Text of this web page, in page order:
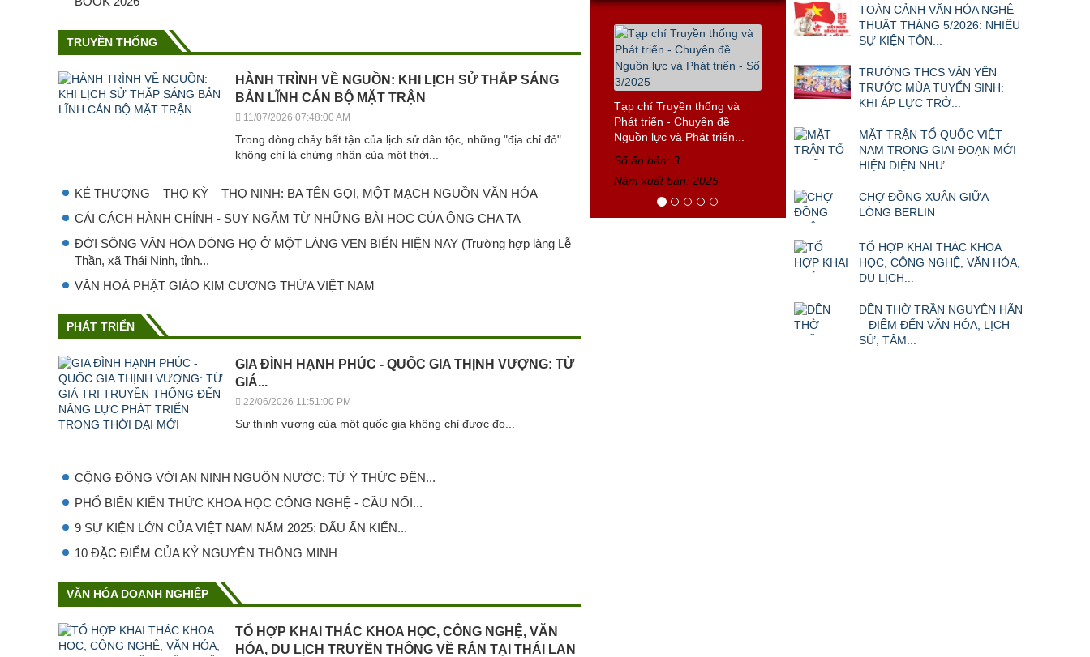
TRUYỀN THỐNG
HÀNH TRÌNH VỀ NGUỒN: KHI LỊCH SỬ THẮP SÁNG
BẢN LĨNH CÁN BỘ MẶT TRẬN
11/07/2026 07:48:00 AM
Trong dòng chảy bất tận của lịch sử dân tộc, những "địa chỉ đỏ"
không chỉ là chứng nhân của một thời...
KẺ THƯỢNG – THỌ KỲ – THỌ NINH: BA TÊN GỌI, MỘT MẠCH NGUỒN VĂN HÓA
CẢI CÁCH HÀNH CHÍNH - SUY NGẪM TỪ NHỮNG BÀI HỌC CỦA ÔNG CHA TA
ĐỜI SỐNG VĂN HÓA DÒNG HỌ Ở MỘT LÀNG VEN BIỂN HIỆN NAY (Trường hợp làng Lễ
Thần, xã Thái Ninh, tỉnh...
VĂN HOÁ PHẬT GIÁO KIM CƯƠNG THỪA VIỆT NAM
PHÁT TRIỂN
GIA ĐÌNH HẠNH PHÚC - QUỐC GIA THỊNH VƯỢNG: TỪ
GIÁ...
22/06/2026 11:51:00 PM
Sự thịnh vượng của một quốc gia không chỉ được đo...
CỘNG ĐỒNG VỚI AN NINH NGUỒN NƯỚC: TỪ Ý THỨC ĐẾN...
PHỔ BIẾN KIẾN THỨC KHOA HỌC CÔNG NGHỆ - CẦU NỐI...
9 SỰ KIỆN LỚN CỦA VIỆT NAM NĂM 2025: DẤU ẤN KIẾN...
10 ĐẶC ĐIỂM CỦA KỶ NGUYÊN THÔNG MINH
VĂN HÓA DOANH NGHIỆP
TỔ HỢP KHAI THÁC KHOA HỌC, CÔNG NGHỆ, VĂN
HÓA, DU LỊCH TRUYỀN THÔNG VỀ RẮN TẠI THÁI LAN
Phát triển số 8 tháng 8 năm
2025
Số ấn bản: 8
TOÀN CẢNH VĂN HÓA NGHỆ
THUẬT THÁNG 5/2026: NHIỀU
SỰ KIỆN TÔN...
TRƯỜNG THCS VĂN YÊN
TRƯỚC MÙA TUYỂN SINH:
KHI ÁP LỰC TRỞ...
MẶT TRẬN TỔ QUỐC VIỆT
NAM TRONG GIAI ĐOẠN MỚI
HIỆN DIỆN NHƯ...
CHỢ ĐỒNG XUÂN GIỮA
LÒNG BERLIN
TỔ HỢP KHAI THÁC KHOA
HỌC, CÔNG NGHỆ, VĂN HÓA,
DU LỊCH...
ĐỀN THỜ TRẦN NGUYÊN HÃN
– ĐIỂM ĐẾN VĂN HÓA, LỊCH
SỬ, TÂM...